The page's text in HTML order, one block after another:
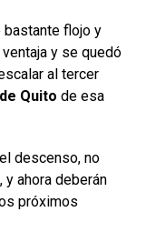
flojo y
y se quedó
al tercer
Quito de esa
descenso, no
ahora deberán
próximos